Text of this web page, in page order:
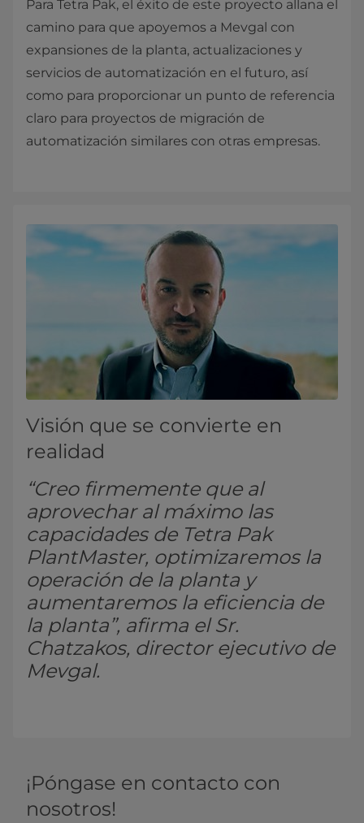
Para Tetra Pak, el éxito de este proyecto allana el
camino para que apoyemos a Mevgal con
expansiones de la planta, actualizaciones y
servicios de automatización en el futuro, así
como para proporcionar un punto de referencia
claro para proyectos de migración de
automatización similares con otras empresas.
Visión que se convierte en
realidad
“Creo firmemente que al
aprovechar al máximo las
capacidades de Tetra Pak
PlantMaster, optimizaremos la
operación de la planta y
aumentaremos la eficiencia de
la planta”, afirma el Sr.
Chatzakos, director ejecutivo de
Mevgal.
¡Póngase en contacto con
nosotros!